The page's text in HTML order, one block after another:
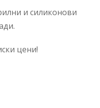
и силиконови
цени!